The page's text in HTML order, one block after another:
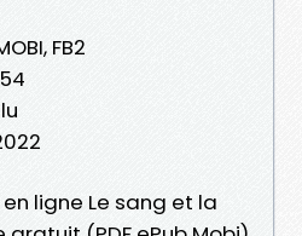
FB2
ligne Le sang et la